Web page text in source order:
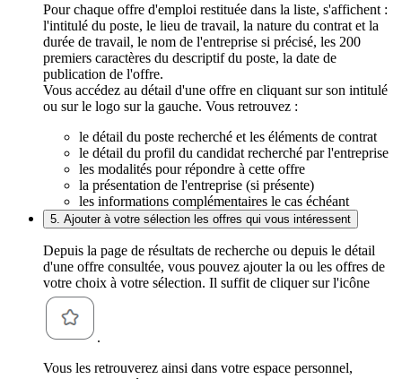
Pour chaque offre d'emploi restituée dans la liste, s'affichent :
l'intitulé du poste, le lieu de travail, la nature du contrat et la
durée de travail, le nom de l'entreprise si précisé, les 200
premiers caractères du descriptif du poste, la date de
publication de l'offre.
Vous accédez au détail d'une offre en cliquant sur son intitulé
ou sur le logo sur la gauche. Vous retrouvez :
le détail du poste recherché et les éléments de contrat
le détail du profil du candidat recherché par l'entreprise
les modalités pour répondre à cette offre
la présentation de l'entreprise (si présente)
les informations complémentaires le cas échéant
5. Ajouter à votre sélection les offres qui vous intéressent
Depuis la page de résultats de recherche ou depuis le détail
d'une offre consultée, vous pouvez ajouter la ou les offres de
votre choix à votre sélection. Il suffit de cliquer sur l'icône
.
Vous les retrouverez ainsi dans votre espace personnel,